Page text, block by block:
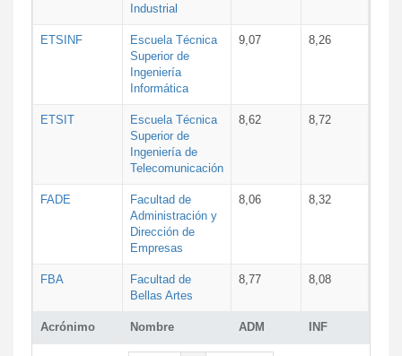
Acrónimo Nombre ADM INF
Industrial
ETSINF
Escuela Técnica
Superior de
Ingeniería
Informática
9,07 8,26
ETSIT
Escuela Técnica
Superior de
Ingeniería de
Telecomunicación
8,62 8,72
FADE
Facultad de
Administración y
Dirección de
Empresas
8,06 8,32
FBA
Facultad de
Bellas Artes
8,77 8,08